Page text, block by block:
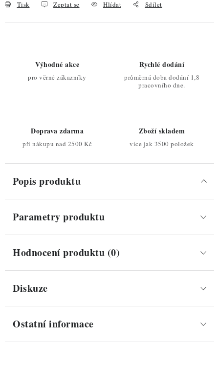
Tisk Zeptat se Hlídat Sdílet
Výhodné akce
pro věrné zákazníky
Rychlé dodání
průměrná doba dodání 1,8
pracovního dne.
Doprava zdarma
při nákupu nad 2500 Kč
Zboží skladem
více jak 3500 položek
Popis produktu
Parametry produktu
Hodnocení produktu (0)
Diskuze
Ostatní informace